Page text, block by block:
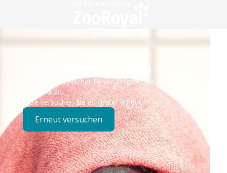
Technisches Problem
Es ist ein technischer Fehler aufgetreten – wir sind
bereits dran.
Bitte versuchen Sie es später erneut.
Erneut versuchen